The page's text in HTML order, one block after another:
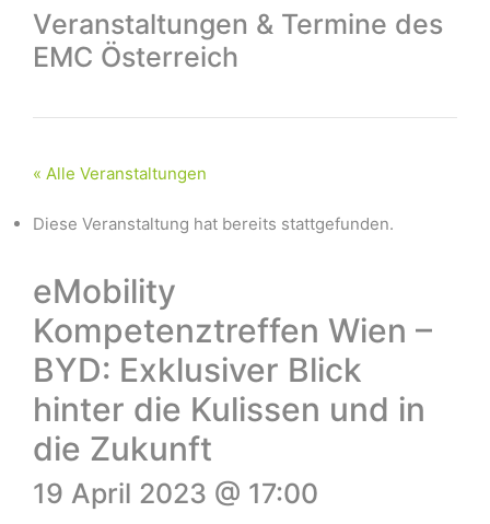
Veranstaltungen & Termine des
EMC Österreich
« Alle Veranstaltungen
Diese Veranstaltung hat bereits stattgefunden.
eMobility
Kompetenztreffen Wien –
BYD: Exklusiver Blick
hinter die Kulissen und in
die Zukunft
19 April 2023 @ 17:00